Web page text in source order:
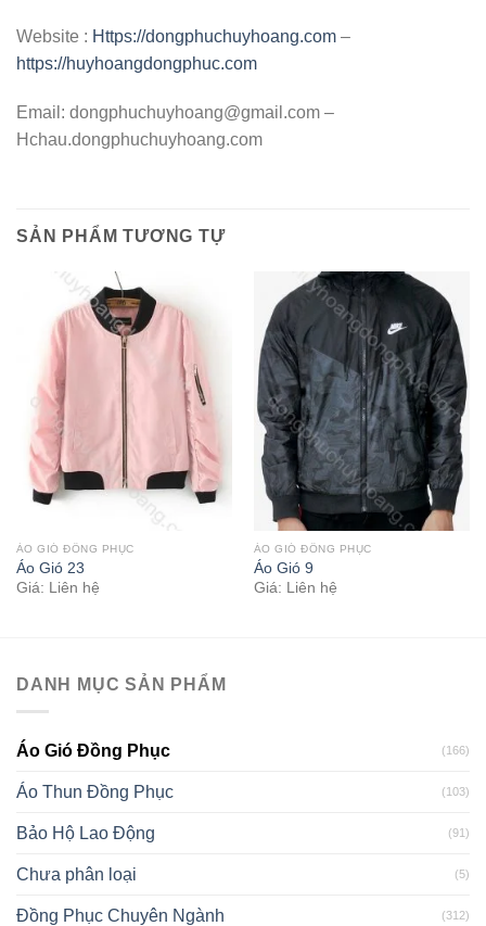
Website : Https://dongphuchuyhoang.com –
https://huyhoangdongphuc.com
Email: dongphuchuyhoang@gmail.com –
Hchau.dongphuchuyhoang.com
SẢN PHẨM TƯƠNG TỰ
ÁO GIÓ ĐỒNG PHỤC
Áo Gió 23
Giá: Liên hệ
ÁO GIÓ ĐỒNG PHỤC
Áo Gió 9
Giá: Liên hệ
DANH MỤC SẢN PHẨM
Áo Gió Đồng Phục (166)
Áo Thun Đồng Phục (103)
Bảo Hộ Lao Động (91)
Chưa phân loại (5)
Đồng Phục Chuyên Ngành (312)